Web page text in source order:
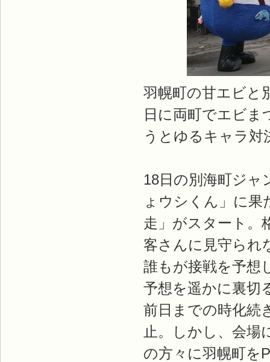
羽幌町の甘エビと
日に両町でエビ
うとゆるキャラ対
18日の別海町ジャ
ょウシくん」に果
走」がスタート。
客さんに見守られ
誰もが接戦を予想
予想を遥かに裏切
前日までの時化続
止。しかし、会場
の方々に羽幌町を